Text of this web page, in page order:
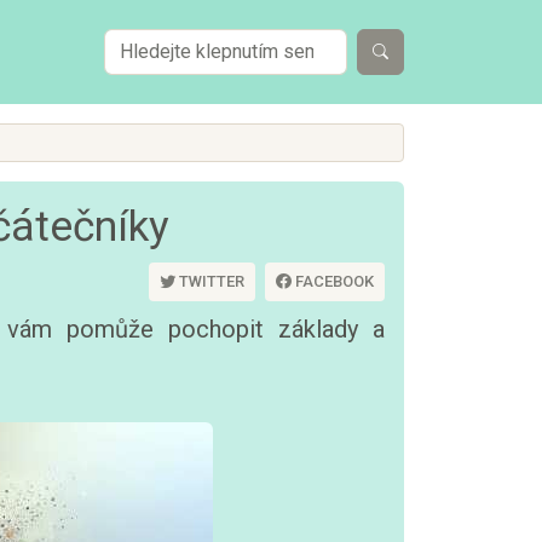
TWITTER FACEBOOK
pomůže pochopit základy a